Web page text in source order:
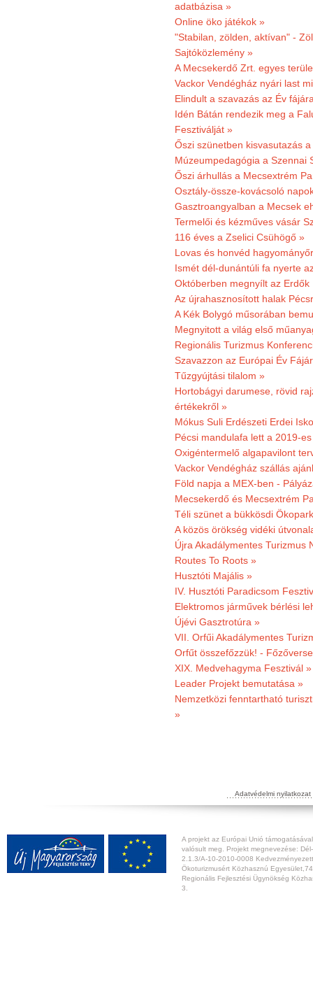
adatbázisa »
Online öko játékok »
"Stabilan, zölden, aktívan" -
Sajtóközlemény »
A Mecsekerdő Zrt. egyes
Vackor Vendégház nyári last
Elindult a szavazás az Év
Idén Bátán rendezik meg a
Fesztiválját »
Őszi szünetben kisvasutazás
Múzeumpedagógia a Szennai
Őszi árhullás a Mecsextrém
Osztály-össze-kovácsoló
Gasztroangyalban a Mecsek
Termelői és kézműves vásár
116 éves a Zselici Csühögő »
Lovas és honvéd
Ismét dél-dunántúli fa nyerte
Októberben megnyílt az
Az újrahasznosított halak
A Kék Bolygó műsorában
Megnyitott a világ első
Regionális Turizmus
Szavazzon az Európai Év
Tűzgyújtási tilalom »
Hortobágyi darumese, rövid
értékekről »
Mókus Suli Erdészeti Erdei
Pécsi mandulafa lett a 2019-
Oxigéntermelő algapavilont
Vackor Vendégház szállás
Föld napja a MEX-ben -
Mecsekerdő és Mecsextrém
Téli szünet a bükkösdi
A közös örökség vidéki
Újra Akadálymentes Turizmus
Routes To Roots »
Husztóti Majális »
IV. Husztóti Paradicsom
Elektromos járművek bérlési
Újévi Gasztrotúra »
VII. Orfűi Akadálymentes
Orfűt összefőzzük! -
XIX. Medvehagyma Fesztivál »
Leader Projekt bemutatása »
Nemzetközi fenntartható
»
Adatvédelmi nyilatkozat
A projekt az Európai Unió
valósult meg. Projekt megnevezése:
2.1.3/A-10-2010-0008
Ökoturizmusért Közhasznú
Regionális Fejlesztési Ügynökség
3.